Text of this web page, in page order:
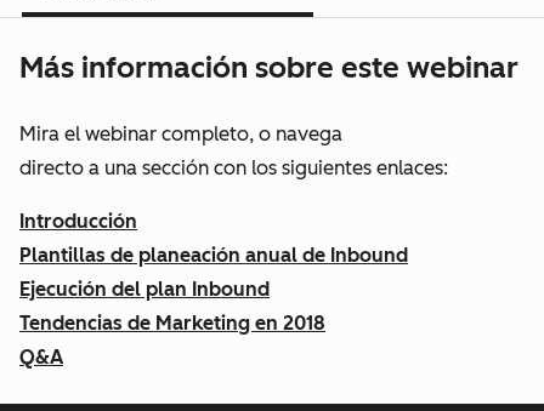
Más información sobre este webinar
Mira el webinar completo, o navega
directo a una sección con los siguientes enlaces:
Introducción
Plantillas de planeación anual de Inbound
Ejecución del plan Inbound
Tendencias de Marketing en 2018
Q&A